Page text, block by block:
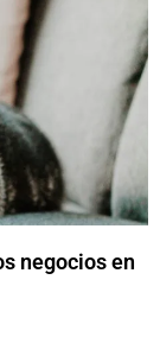
negocios en